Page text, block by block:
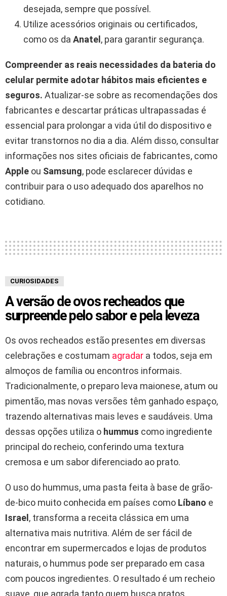
desejada, sempre que possível.
Utilize acessórios originais ou certificados,
como os da Anatel , para garantir segurança.
Compreender as reais necessidades da bateria do
celular permite adotar hábitos mais eficientes e
seguros. Atualizar-se sobre as recomendações dos
fabricantes e descartar práticas ultrapassadas é
essencial para prolongar a vida útil do dispositivo e
evitar transtornos no dia a dia. Além disso, consultar
informações nos sites oficiais de fabricantes, como
Apple ou Samsung, pode esclarecer dúvidas e
contribuir para o uso adequado dos aparelhos no
cotidiano.
CURIOSIDADES
A versão de ovos recheados que
surpreende pelo sabor e pela leveza
Os ovos recheados estão presentes em diversas
celebrações e costumam agradar a todos, seja em
almoços de família ou encontros informais.
Tradicionalmente, o preparo leva maionese, atum ou
pimentão, mas novas versões têm ganhado espaço,
trazendo alternativas mais leves e saudáveis. Uma
dessas opções utiliza o hummus como ingrediente
principal do recheio, conferindo uma textura
cremosa e um sabor diferenciado ao prato.
O uso do hummus, uma pasta feita à base de grão-
de-bico muito conhecida em países como Líbano e
Israel , transforma a receita clássica em uma
alternativa mais nutritiva. Além de ser fácil de
encontrar em supermercados e lojas de produtos
naturais, o hummus pode ser preparado em casa
com poucos ingredientes. O resultado é um recheio